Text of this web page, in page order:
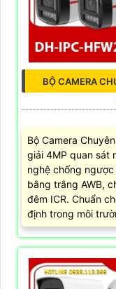
BỘ CAMERA
Bộ Camera
giải 4MP quan sát
nghệ chống
bằng trắng AWB,
đêm ICR. Chuẩn
định trong môi